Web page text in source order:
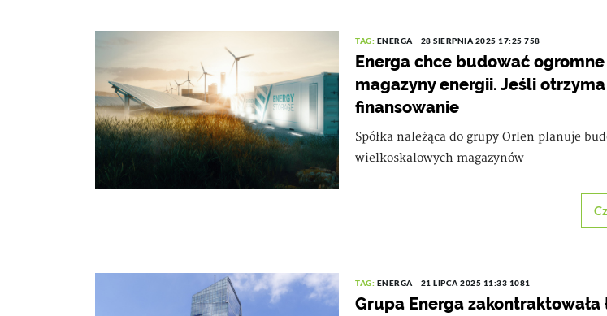
TAG: ENERGA 28 SIERPNIA 2025 17:25 758
Energa chce budować ogromne
magazyny energii. Jeśli otrzyma
finansowanie
Spółka należąca do grupy Orlen planuje
wielkoskalowych magazynów
TAG: ENERGA 21 LIPCA 2025 11:33 1081
Grupa Energa zakontraktowała